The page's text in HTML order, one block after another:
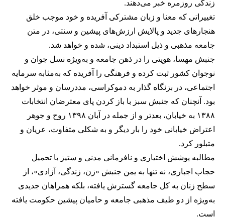
زندگی روزمره خبر می‌دهند.
تغییراتی که معنا و زبان مشترکی آفریده و خود موجب خلق
هنجارهای جدید و پالایش ارزش‌های پیشین و سنتی، در متن
جامعه مذهبی و ذیل استبداد دینی، شده و خواهد شد.
جنبش مهسا، هویتی را در ذهن جامعه و به‌ویژه نسل جوان و
نوجوان کشور ثبت کرده و فرهنگی را آفریده که به‌مثابه سرمایه
اجتماعی، در بزنگاه گذار به دموکراسی، مددرسان و موثر خواهد
بود. آنچنان‌ که جنبش سبز با باز کردن پای معترضان انتخابات
۱۳۸۸ به خیابان، بعدتر و از جمله در آبان ۱۳۹۸ روح و جوهر
اعتراض خیابانی خود را بار دیگر و به شکلی متفاوت، عریان و
متبلور کرد.
مطالبه‌ پوشش اختیاری و نافرمانی مدنی و ستیز با تحمیل
حجاب اجباری، نه تنها به یمن جنبش «زن، زندگی، آزادی»، از
سطح زنان به کل جامعه گسترش یافته، بلکه همراهان جدیدی
به‌ویژه از دو طیف مذهبی جامعه و حامیان پیشین حکومت یافته
است.